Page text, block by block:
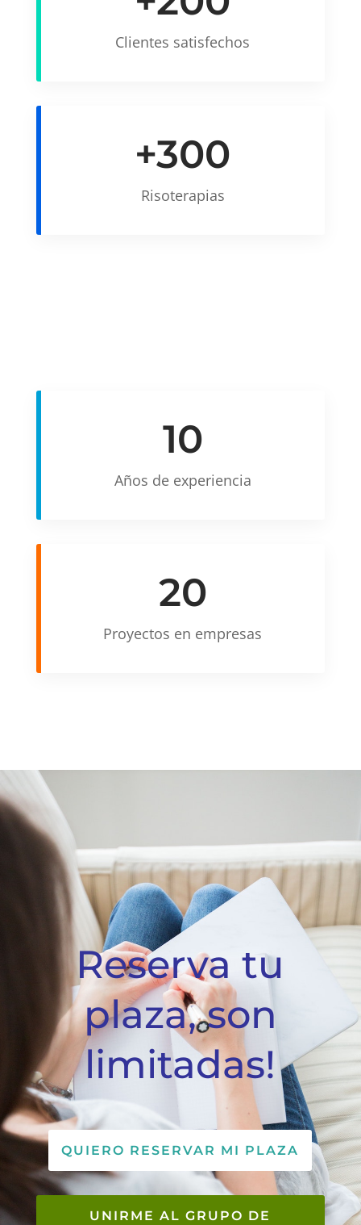
Clientes satisfechos
+300
Risoterapias
10
Años de experiencia
20
Proyectos en empresas
Reserva tu
plaza, son
limitadas!
QUIERO RESERVAR MI PLAZA
UNIRME AL GRUPO DE